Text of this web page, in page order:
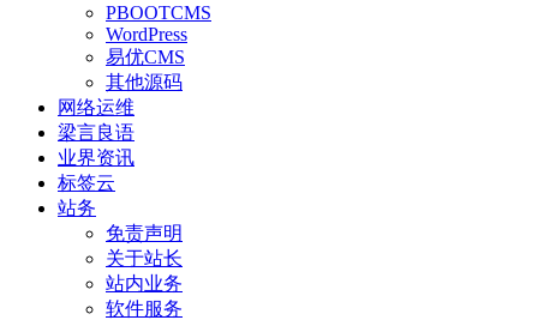
PBOOTCMS
WordPress
易优CMS
其他源码
网络运维
梁言良语
业界资讯
标签云
站务
免责声明
关于站长
站内业务
软件服务